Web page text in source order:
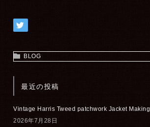
BLOG
最近の投稿
Vintage Harris Tweed patchwork Jacket Making
2026年7月28日